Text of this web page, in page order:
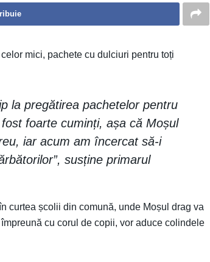
mici, pachete cu dulciuri pentru toți
la pregătirea pachetelor pentru
foarte cuminți, așa că Moșul
iar acum am încercat să-i
susține primarul
curtea școlii din comună, unde Moșul drag va
cu corul de copii, vor aduce colindele